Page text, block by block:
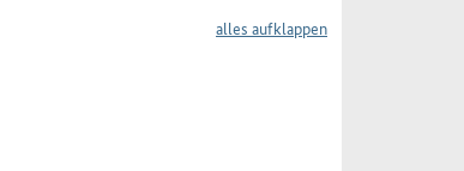
alles aufklappen